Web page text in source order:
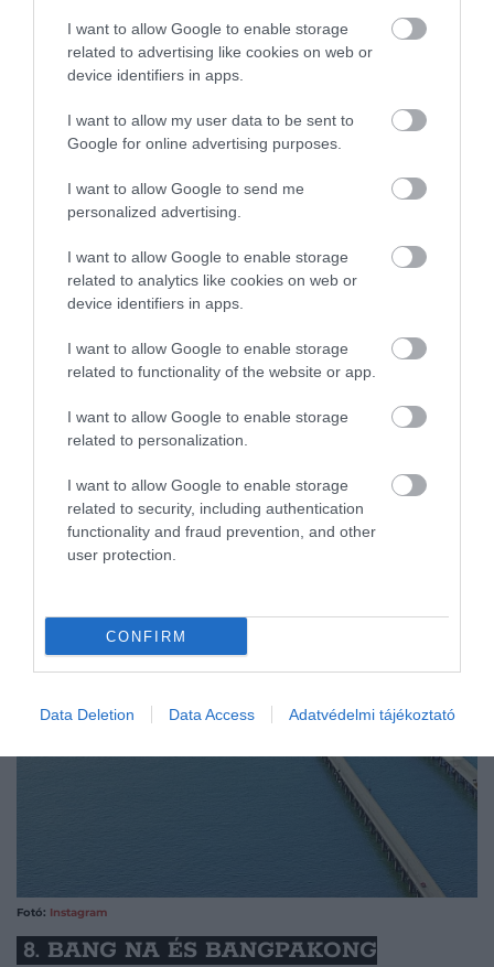
I want to allow Google to enable storage
related to advertising like cookies on web or
device identifiers in apps.
I want to allow my user data to be sent to
Google for online advertising purposes.
I want to allow Google to send me
personalized advertising.
I want to allow Google to enable storage
related to analytics like cookies on web or
device identifiers in apps.
I want to allow Google to enable storage
related to functionality of the website or app.
I want to allow Google to enable storage
related to personalization.
I want to allow Google to enable storage
related to security, including authentication
functionality and fraud prevention, and other
user protection.
CONFIRM
Data Deletion Data Access Adatvédelmi tájékoztató
Instagram
ALAGÚT, USA
A Chasepeake-öböl mintegy 300 kilométer hosszan
nyúlik el a Susquehanna folyótól az Atlanti-óceánig.
Az öbölhíd az Annapolishoz közeli Sandy Pointot
köti össze a marylandi Kent-szigettel, a képen is jól
látható különlegessége pedig, hogy egy szakaszon
mint 28 kilométeres híd 1964-ben épült, amikor már
olyan nagy volt az autóforgalom, hogy megoldást
Fotó: Instagram
8. BANG NA ÉS BANGPAKONG